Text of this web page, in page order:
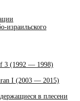
израильского
3 (1992 — 1998)
I (2003 — 2015)
в плесени